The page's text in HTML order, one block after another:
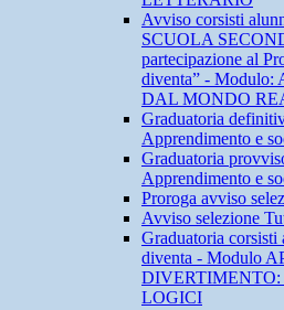
Avviso corsisti
SCUOLA
partecipazione al
diventa” - Modulo:
DAL MONDO
Graduatoria
Apprendimento e
Graduatoria
Apprendimento e
Proroga avviso
Avviso selezione
Graduatoria
diventa - Modulo
DIVERTIMENTO:
LOGICI